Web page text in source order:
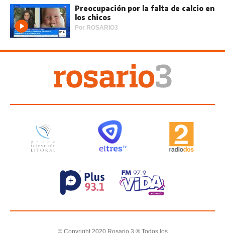
Preocupación por la falta de calcio en
los chicos
Por ROSARIO3
© Copyright 2020 Rosario 3 ® Todos los